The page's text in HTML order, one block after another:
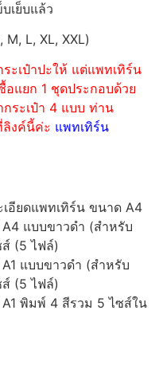
เย็บแล้ว
L, XL, XXL)
ะเป๋าปะให้ แต่แพทเทิร์น
อแยก 1 ชุดประกอบด้วย
กระเป๋า 4 แบบ ท่าน
ลิงค์นี้ค่ะ แพทเทิร์น
อียดแพทเทิร์น ขนาด A4
แบบขาวดำ (สำหรับ
(5 ไฟล์)
แบบขาวดำ (สำหรับ
(5 ไฟล์)
พิมพ์ 4 สีรวม 5 ไซส์ใน